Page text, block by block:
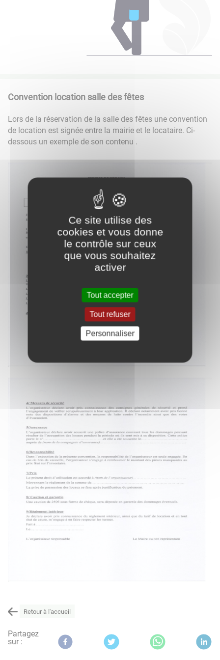
Convention location salle des fêtes
Lors de la réservation de la salle des fêtes une convention
de location est signée entre la mairie et le locataire. Ci-
dessous un exemple de son contenu .
Retour à l'accueil
Partagez
sur :
Ce site utilise des
cookies et vous donne
le contrôle sur ceux
que vous souhaitez
activer
Tout accepter
Tout refuser
Personnaliser